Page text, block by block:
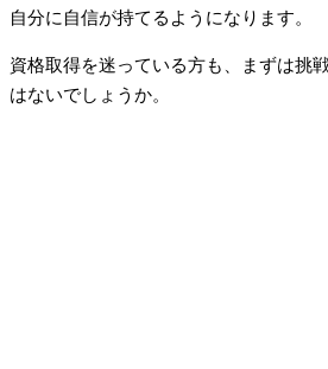
自分に自信が持てるようになります。
資格取得を迷っている方も、まずは挑
はないでしょうか。